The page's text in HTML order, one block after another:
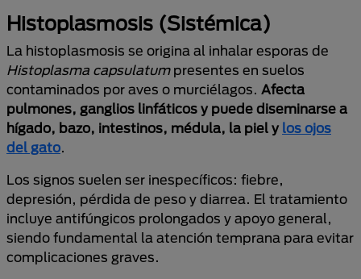
Histoplasmosis (Sistémica)
La histoplasmosis se origina al inhalar esporas de
Histoplasma capsulatumpresentes en suelos
contaminados por aves o murciélagos. Afecta
pulmones, ganglios linfáticos y puede diseminarse a
hígado, bazo, intestinos, médula, la piel y los ojos
del gato.
Los signos suelen ser inespecíficos: fiebre,
depresión, pérdida de peso y diarrea. El tratamiento
incluye antifúngicos prolongados y apoyo general,
siendo fundamental la atención temprana para evitar
complicaciones graves.